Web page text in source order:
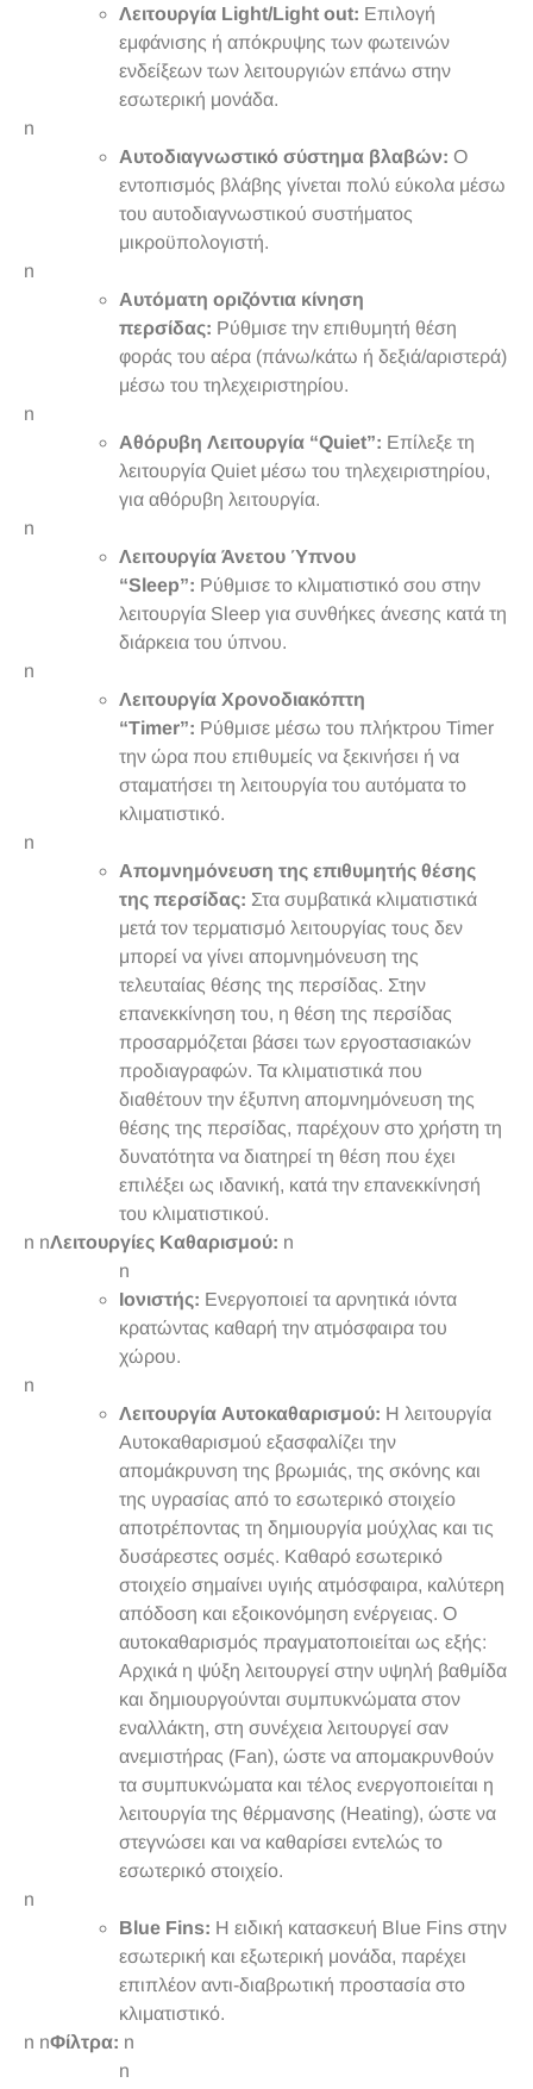
Λειτουργία Light/Light out: Επιλογή
εμφάνισης ή απόκρυψης των φωτεινών
ενδείξεων των λειτουργιών επάνω στην
εσωτερική μονάδα.
n
Αυτοδιαγνωστικό σύστημα βλαβών: Ο
εντοπισμός βλάβης γίνεται πολύ εύκολα μέσω
του αυτοδιαγνωστικού συστήματος
μικροϋπολογιστή.
n
Αυτόματη οριζόντια κίνηση
περσίδας: Ρύθμισε την επιθυμητή θέση
φοράς του αέρα (πάνω/κάτω ή δεξιά/αριστερά)
μέσω του τηλεχειριστηρίου.
n
Αθόρυβη Λειτουργία “Quiet”: Επίλεξε τη
λειτουργία Quiet μέσω του τηλεχειριστηρίου,
για αθόρυβη λειτουργία.
n
Λειτουργία Άνετου Ύπνου
“Sleep”: Ρύθμισε το κλιματιστικό σου στην
λειτουργία Sleep για συνθήκες άνεσης κατά τη
διάρκεια του ύπνου.
n
Λειτουργία Χρονοδιακόπτη
“Timer”: Ρύθμισε μέσω του πλήκτρου Timer
την ώρα που επιθυμείς να ξεκινήσει ή να
σταματήσει τη λειτουργία του αυτόματα το
κλιματιστικό.
n
Απομνημόνευση της επιθυμητής θέσης
της περσίδας: Στα συμβατικά κλιματιστικά
μετά τον τερματισμό λειτουργίας τους δεν
μπορεί να γίνει απομνημόνευση της
τελευταίας θέσης της περσίδας. Στην
επανεκκίνηση του, η θέση της περσίδας
προσαρμόζεται βάσει των εργοστασιακών
προδιαγραφών. Τα κλιματιστικά που
διαθέτουν την έξυπνη απομνημόνευση της
θέσης της περσίδας, παρέχουν στο χρήστη τη
δυνατότητα να διατηρεί τη θέση που έχει
επιλέξει ως ιδανική, κατά την επανεκκίνησή
του κλιματιστικού.
n nΛειτουργίες Καθαρισμού: n
n
Ιονιστής: Ενεργοποιεί τα αρνητικά ιόντα
κρατώντας καθαρή την ατμόσφαιρα του
χώρου.
n
Λειτουργία Αυτοκαθαρισμού: Η λειτουργία
Αυτοκαθαρισμού εξασφαλίζει την
απομάκρυνση της βρωμιάς, της σκόνης και
της υγρασίας από το εσωτερικό στοιχείο
αποτρέποντας τη δημιουργία μούχλας και τις
δυσάρεστες οσμές. Καθαρό εσωτερικό
στοιχείο σημαίνει υγιής ατμόσφαιρα, καλύτερη
απόδοση και εξοικονόμηση ενέργειας. Ο
αυτοκαθαρισμός πραγματοποιείται ως εξής:
Aρχικά η ψύξη λειτουργεί στην υψηλή βαθμίδα
και δημιουργούνται συμπυκνώματα στον
εναλλάκτη, στη συνέχεια λειτουργεί σαν
ανεμιστήρας (Fan), ώστε να απομακρυνθούν
τα συμπυκνώματα και τέλος ενεργοποιείται η
λειτουργία της θέρμανσης (Heating), ώστε να
στεγνώσει και να καθαρίσει εντελώς το
εσωτερικό στοιχείο.
n
Blue Fins: Η ειδική κατασκευή Blue Fins στην
εσωτερική και εξωτερική μονάδα, παρέχει
επιπλέον αντι-διαβρωτική προστασία στο
κλιματιστικό.
n nΦίλτρα: n
n